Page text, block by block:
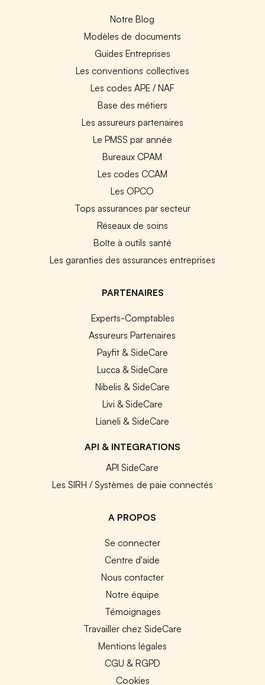
Notre Blog
Modèles de documents
Guides Entreprises
Les conventions collectives
Les codes APE / NAF
Base des métiers
Les assureurs partenaires
Le PMSS par année
Bureaux CPAM
Les codes CCAM
Les OPCO
Tops assurances par secteur
Réseaux de soins
Boîte à outils santé
Les garanties des assurances entreprises
PARTENAIRES
Experts-Comptables
Assureurs Partenaires
Payfit & SideCare
Lucca & SideCare
Nibelis & SideCare
Livi & SideCare
Lianeli & SideCare
API & INTEGRATIONS
API SideCare
Les SIRH / Systèmes de paie connectés
A PROPOS
Se connecter
Centre d'aide
Nous contacter
Notre équipe
Témoignages
Travailler chez SideCare
Mentions légales
CGU & RGPD
Cookies